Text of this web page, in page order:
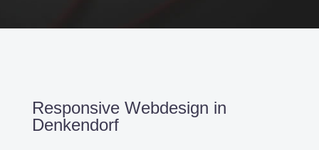
Responsive Webdesign in
Denkendorf